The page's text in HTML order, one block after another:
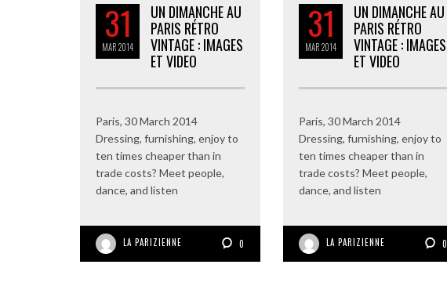
31
MAR2014
UN DIMANCHE AU
PARIS RÉTRO
VINTAGE : IMAGES
ET VIDEO
Paris, 30 March 2014
Dressing, furnishing, enjoy to
ten times cheaper than in
trade costs? Meet people,
dance, and listen
LA PARIZIENNE 0
31
MAR2014
UN DIMANCHE AU
PARIS RÉTRO
VINTAGE : IMAGES
ET VIDEO
Paris, 30 March 2014
Dressing, furnishing, enjoy to
ten times cheaper than in
trade costs? Meet people,
dance, and listen
LA PARIZIENNE 0